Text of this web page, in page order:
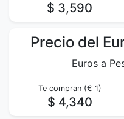
$ 3,590
Precio del
Euros a
Te compran (€ 1)
$ 4,340